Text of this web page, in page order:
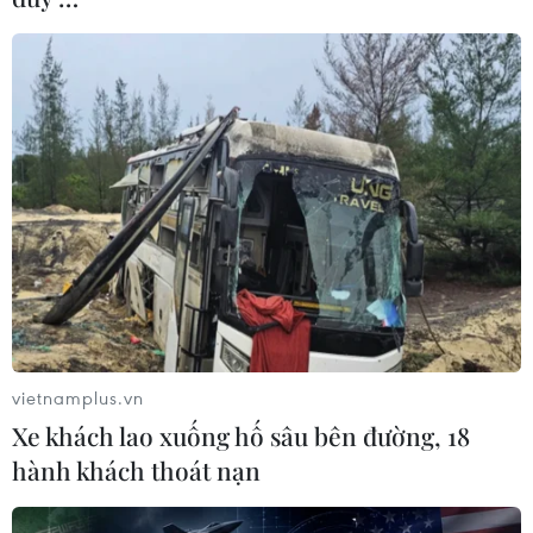
Ngôn ngữ
TTXVN
Dịch vụ tin
Quảng cáo
Liên hệ
Giấy phép số: 1374/GP-BTTTT do Bộ Thông tin và Truyền thông
cấp ngày 11/9/2008.
Quảng cáo: Phó TBT Nguyễn Thị Tám: 093.5958688, Email:
tamvna@gmail.com
Điện thoại: (024) 39411349 - (024) 39411348, Fax: (024)
39411348
Email:
vietnamplus2008@gmail.com
© Bản quyền thuộc về VietnamPlus, TTXVN. Cấm sao chép dưới
mọi hình thức nếu không có sự chấp thuận bằng văn bản.
vietnamplus.vn
Xe khách lao xuống hố sâu bên đường, 18
hành khách thoát nạn